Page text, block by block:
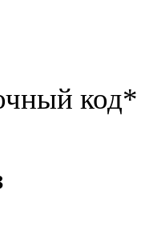
код*